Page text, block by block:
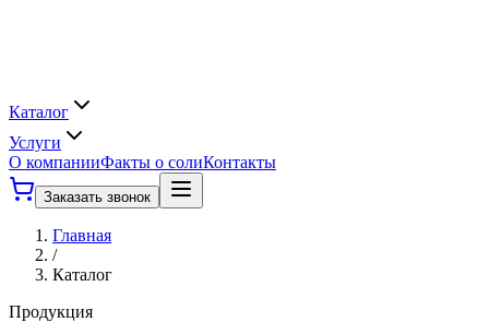
Каталог
Услуги
О компанииФакты о солиКонтакты
Заказать звонок
Главная
/
Каталог
Продукция